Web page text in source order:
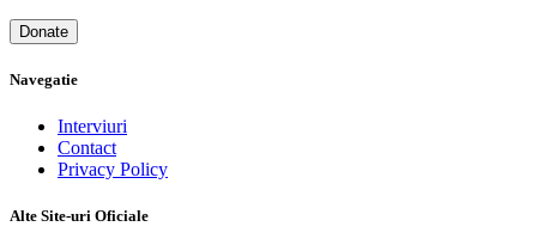
Donate
Navegatie
Interviuri
Contact
Privacy Policy
Alte Site-uri Oficiale